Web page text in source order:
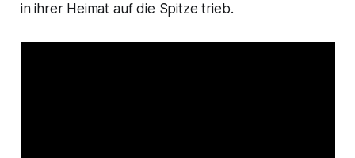
in ihrer Heimat auf die Spitze trieb.